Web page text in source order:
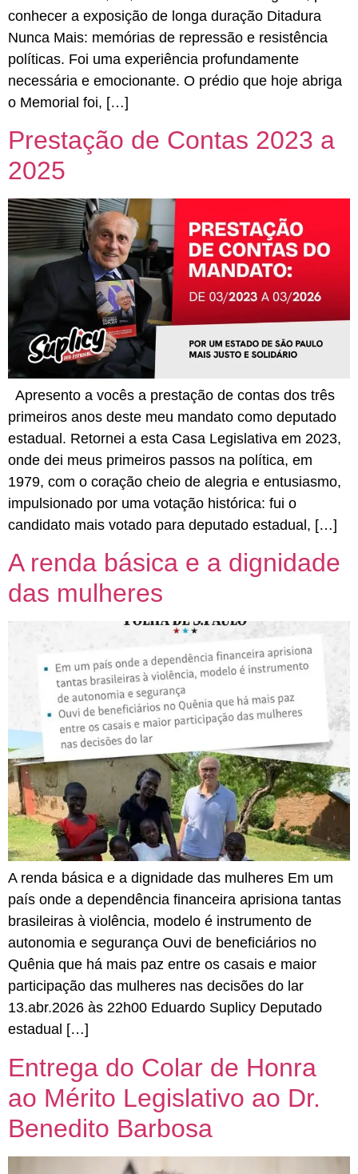
conhecer a exposição de longa duração Ditadura
Nunca Mais: memórias de repressão e resistência
políticas. Foi uma experiência profundamente
necessária e emocionante. O prédio que hoje abriga
o Memorial foi, […]
Prestação de Contas 2023 a
2025
Apresento a vocês a prestação de contas dos três
primeiros anos deste meu mandato como deputado
estadual. Retornei a esta Casa Legislativa em 2023,
onde dei meus primeiros passos na política, em
1979, com o coração cheio de alegria e entusiasmo,
impulsionado por uma votação histórica: fui o
candidato mais votado para deputado estadual, […]
A renda básica e a dignidade
das mulheres
A renda básica e a dignidade das mulheres Em um
país onde a dependência financeira aprisiona tantas
brasileiras à violência, modelo é instrumento de
autonomia e segurança Ouvi de beneficiários no
Quênia que há mais paz entre os casais e maior
participação das mulheres nas decisões do lar
13.abr.2026 às 22h00 Eduardo Suplicy Deputado
estadual […]
Entrega do Colar de Honra
ao Mérito Legislativo ao Dr.
Benedito Barbosa